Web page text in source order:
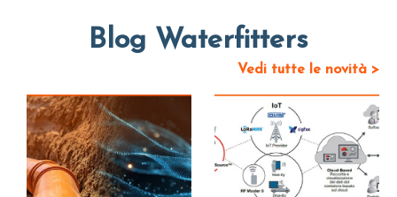
Blog Waterfitters
Vedi tutte le novità >